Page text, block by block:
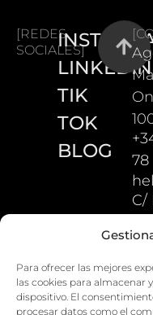
Para ofrecer las mejores
las cookies para almacenar
dispositivo. El
procesar datos como el
[REDES
SOCIALES]
LINKEDIN
TIK
TOK
BLOG
78
C/